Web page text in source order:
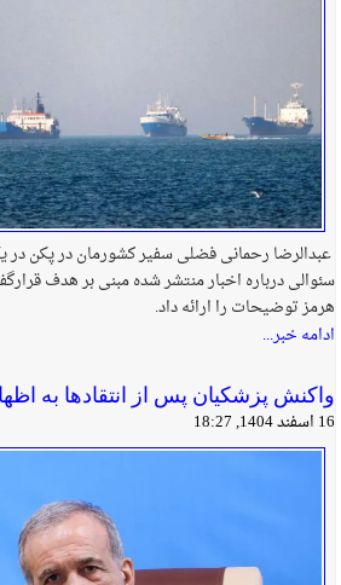
عبدالرضا رحمانی فضلی سفیر کشورمان در پکن
سئوالی درباره اخبار منتشر شده مبنی بر هدف
هرمز توضیحات را ارائه داد.
ادامه خبر...
واکنش پزشکیان پس از انتقادها به
16 اسفند 1404, 18:27